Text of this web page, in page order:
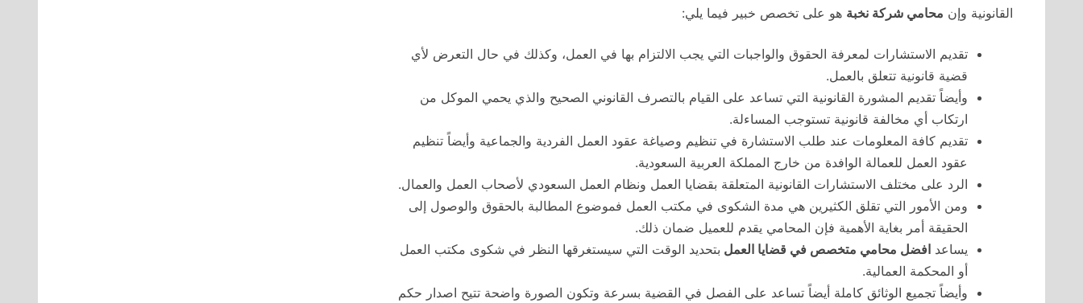
القانونية وإن محامي شركة نخبة هو على تخصص خبير فيما يلي:
تقديم الاستشارات لمعرفة الحقوق والواجبات التي يجب الالتزام بها في العمل، وكذلك في حال التعرض لأي
قضية قانونية تتعلق بالعمل.
وأيضاً تقديم المشورة القانونية التي تساعد على القيام بالتصرف القانوني الصحيح والذي يحمي الموكل من
ارتكاب أي مخالفة قانونية تستوجب المساءلة.
تقديم كافة المعلومات عند طلب الاستشارة في تنظيم وصياغة عقود العمل الفردية والجماعية وأيضاً تنظيم
عقود العمل للعمالة الوافدة من خارج المملكة العربية السعودية.
الرد على مختلف الاستشارات القانونية المتعلقة بقضايا العمل ونظام العمل السعودي لأصحاب العمل والعمال.
ومن الأمور التي تقلق الكثيرين هي مدة الشكوى في مكتب العمل فموضوع المطالبة بالحقوق والوصول إلى
الحقيقة أمر بغاية الأهمية فإن المحامي يقدم للعميل ضمان ذلك.
يساعد افضل محامي متخصص في قضايا العمل بتحديد الوقت التي سيستغرقها النظر في شكوى مكتب العمل
أو المحكمة العمالية.
وأيضاً تجميع الوثائق كاملة أيضاً تساعد على الفصل في القضية بسرعة وتكون الصورة واضحة تتيح اصدار حكم